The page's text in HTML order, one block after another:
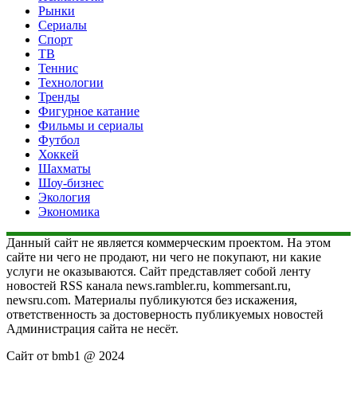
Рынки
Сериалы
Спорт
ТВ
Теннис
Технологии
Тренды
Фигурное катание
Фильмы и сериалы
Футбол
Хоккей
Шахматы
Шоу-бизнес
Экология
Экономика
Данный сайт не является коммерческим проектом. На этом
сайте ни чего не продают, ни чего не покупают, ни какие
услуги не оказываются. Сайт представляет собой ленту
новостей RSS канала news.rambler.ru, kommersant.ru,
newsru.com. Материалы публикуются без искажения,
ответственность за достоверность публикуемых новостей
Администрация сайта не несёт.
Сайт от bmb1 @ 2024